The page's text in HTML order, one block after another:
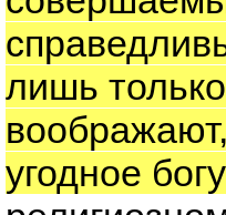
лишь
угодное